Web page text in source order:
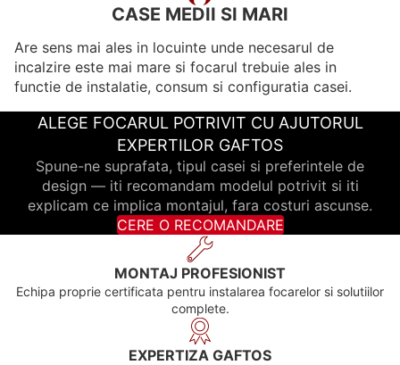
CASE MEDII SI MARI
Are sens mai ales in locuinte unde necesarul de
incalzire este mai mare si focarul trebuie ales in
functie de instalatie, consum si configuratia casei.
ALEGE FOCARUL POTRIVIT CU AJUTORUL
EXPERTILOR GAFTOS
Spune-ne suprafata, tipul casei si preferintele de
design — iti recomandam modelul potrivit si iti
explicam ce implica montajul, fara costuri ascunse.
CERE O RECOMANDARE
MONTAJ PROFESIONIST
Echipa proprie certificata pentru instalarea focarelor si solutiilor
complete.
EXPERTIZA GAFTOS